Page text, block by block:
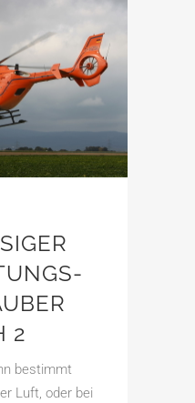
2
bestimmt
Luft, oder bei